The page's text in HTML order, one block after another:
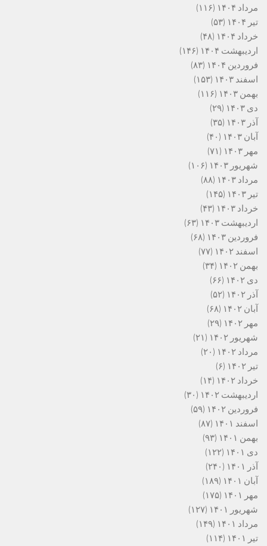
مرداد ۱۴۰۴
(۱۱۶)
تیر ۱۴۰۴
(۵۳)
خرداد ۱۴۰۴
(۴۸)
اردیبهشت ۱۴۰۴
(۱۴۶)
فروردین ۱۴۰۴
(۸۳)
اسفند ۱۴۰۳
(۱۵۳)
بهمن ۱۴۰۳
(۱۱۶)
دی ۱۴۰۳
(۲۹)
آذر ۱۴۰۳
(۳۵)
آبان ۱۴۰۳
(۴۰)
مهر ۱۴۰۳
(۷۱)
شهریور ۱۴۰۳
(۱۰۶)
مرداد ۱۴۰۳
(۸۸)
تیر ۱۴۰۳
(۱۴۵)
خرداد ۱۴۰۳
(۴۳)
اردیبهشت ۱۴۰۳
(۶۳)
فروردین ۱۴۰۳
(۶۸)
اسفند ۱۴۰۲
(۷۷)
بهمن ۱۴۰۲
(۳۴)
دی ۱۴۰۲
(۶۶)
آذر ۱۴۰۲
(۵۲)
آبان ۱۴۰۲
(۶۸)
مهر ۱۴۰۲
(۲۹)
شهریور ۱۴۰۲
(۲۱)
مرداد ۱۴۰۲
(۲۰)
تیر ۱۴۰۲
(۶)
خرداد ۱۴۰۲
(۱۴)
اردیبهشت ۱۴۰۲
(۳۰)
فروردین ۱۴۰۲
(۵۹)
اسفند ۱۴۰۱
(۸۷)
بهمن ۱۴۰۱
(۹۳)
دی ۱۴۰۱
(۱۲۲)
آذر ۱۴۰۱
(۲۴۰)
آبان ۱۴۰۱
(۱۸۹)
مهر ۱۴۰۱
(۱۷۵)
شهریور ۱۴۰۱
(۱۲۷)
مرداد ۱۴۰۱
(۱۴۹)
تیر ۱۴۰۱
(۱۱۴)